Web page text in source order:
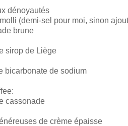
dénoyautés
(demi-sel pour moi, sinon
brune
sirop de Liège
bicarbonate de sodium
cassonade
de crème épaisse